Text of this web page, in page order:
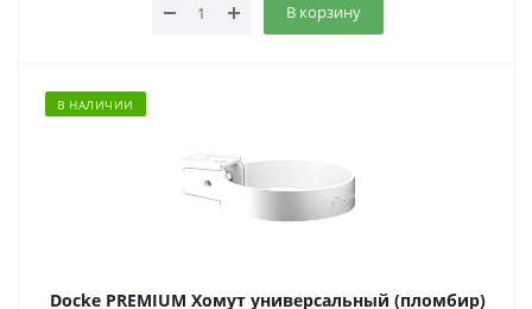
В корзину
В НАЛИЧИИ
Docke PREMIUM Хомут универсальный (пломбир)